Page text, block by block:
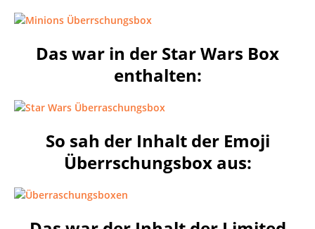
Das war in der Star Wars Box
enthalten:
So sah der Inhalt der Emoji
Überrschungsbox aus: